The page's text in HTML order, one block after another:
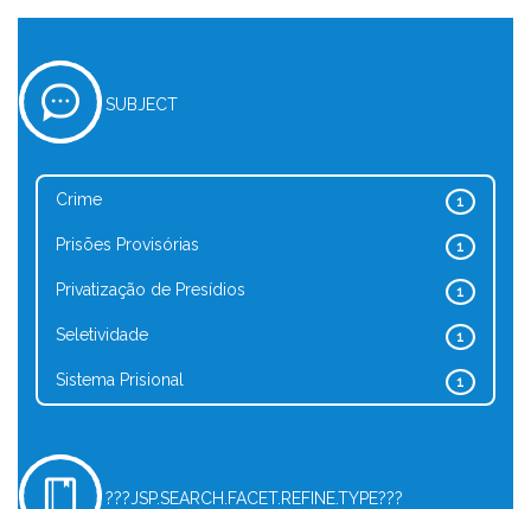
SUBJECT
1
Crime
1
Prisões Provisórias
1
Privatização de Presídios
1
Seletividade
1
Sistema Prisional
???JSP.SEARCH.FACET.REFINE.TYPE???